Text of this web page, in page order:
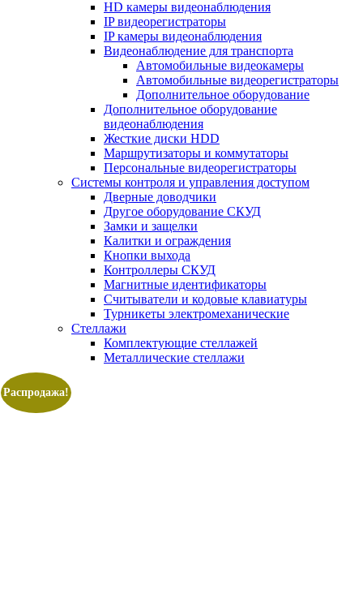
HD камеры видеонаблюдения
IP видеорегистраторы
IP камеры видеонаблюдения
Видеонаблюдение для транспорта
Автомобильные видеокамеры
Автомобильные видеорегистраторы
Дополнительное оборудование
Дополнительное оборудование
видеонаблюдения
Жесткие диски HDD
Маршрутизаторы и коммутаторы
Персональные видеорегистраторы
Системы контроля и управления доступом
Дверные доводчики
Другое оборудование СКУД
Замки и защелки
Калитки и ограждения
Кнопки выхода
Контроллеры СКУД
Магнитные идентификаторы
Считыватели и кодовые клавиатуры
Турникеты электромеханические
Стеллажи
Комплектующие стеллажей
Металлические стеллажи
Распродажа!